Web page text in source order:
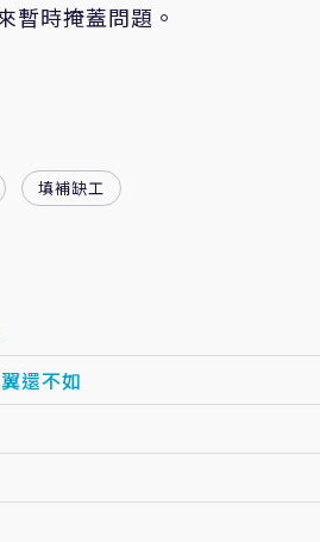
暫時掩蓋問題。
填補缺工
還不如